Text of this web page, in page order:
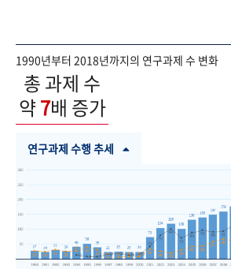
1990년부터 2018년까지의 연구과제 수 변화
총 과제 수
약7배 증가
연구과제 수행 추세